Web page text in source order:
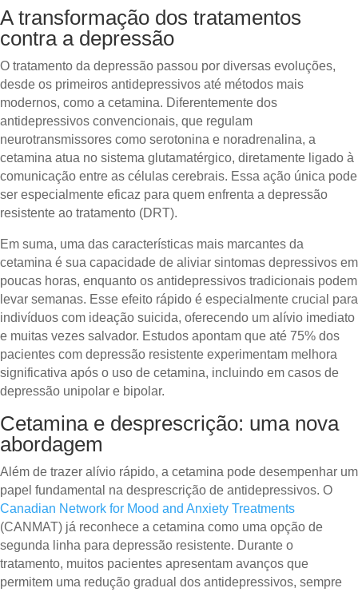
A transformação dos tratamentos
contra a depressão
O tratamento da depressão passou por diversas evoluções,
desde os primeiros antidepressivos até métodos mais
modernos, como a cetamina. Diferentemente dos
antidepressivos convencionais, que regulam
neurotransmissores como serotonina e noradrenalina, a
cetamina atua no sistema glutamatérgico, diretamente ligado à
comunicação entre as células cerebrais. Essa ação única pode
ser especialmente eficaz para quem enfrenta a depressão
resistente ao tratamento (DRT).
Em suma, uma das características mais marcantes da
cetamina é sua capacidade de aliviar sintomas depressivos em
poucas horas, enquanto os antidepressivos tradicionais podem
levar semanas. Esse efeito rápido é especialmente crucial para
indivíduos com ideação suicida, oferecendo um alívio imediato
e muitas vezes salvador. Estudos apontam que até 75% dos
pacientes com depressão resistente experimentam melhora
significativa após o uso de cetamina, incluindo em casos de
depressão unipolar e bipolar.
Cetamina e desprescrição: uma nova
abordagem
Além de trazer alívio rápido, a cetamina pode desempenhar um
papel fundamental na desprescrição de antidepressivos. O
Canadian Network for Mood and Anxiety Treatments
(CANMAT) já reconhece a cetamina como uma opção de
segunda linha para depressão resistente. Durante o
tratamento, muitos pacientes apresentam avanços que
permitem uma redução gradual dos antidepressivos, sempre